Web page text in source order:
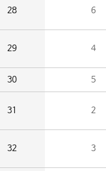
28 6
29 4
30 5
31 2
32 3